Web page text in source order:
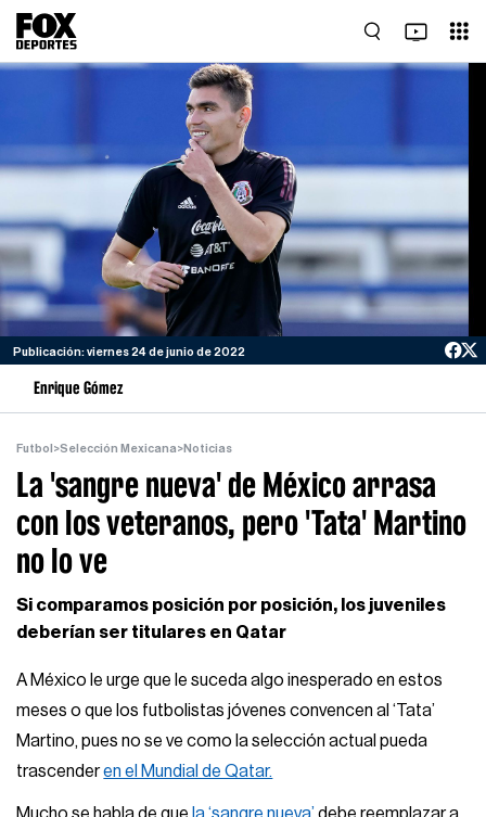
Publicación: viernes 24 de junio de 2022
Enrique Gómez
Futbol >Selección Mexicana>Noticias
La 'sangre nueva' de México arrasa
con los veteranos, pero 'Tata' Martino
no lo ve
Si comparamos posición por posición, los juveniles
deberían ser titulares en Qatar
A México le urge que le suceda algo inesperado en estos
meses o que los futbolistas jóvenes convencen al ‘Tata’
Martino, pues no se ve como la selección actual pueda
trascenderen el Mundial de Qatar.